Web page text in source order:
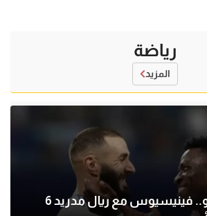
رياضة
المزيد
بـ24 مليون يورو.. فينيسيوس مع ريال مدريد 6